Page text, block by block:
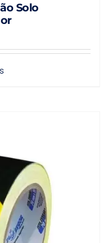
Solo